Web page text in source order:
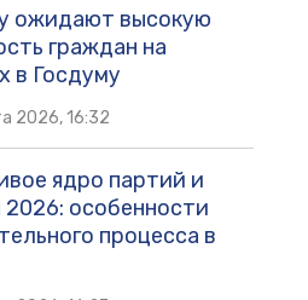
ожидают высокую
граждан на
в Госдуму
2026, 16:32
ядро партий и
особенности
процесса в